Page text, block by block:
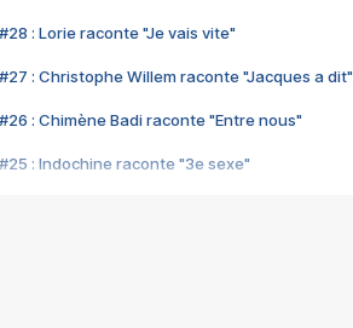
#28 : Lorie raconte "Je vais vite"
#27 : Christophe Willem raconte "Jacques a dit"
#26 : Chimène Badi raconte "Entre nous"
#25 : Indochine raconte "3e sexe"